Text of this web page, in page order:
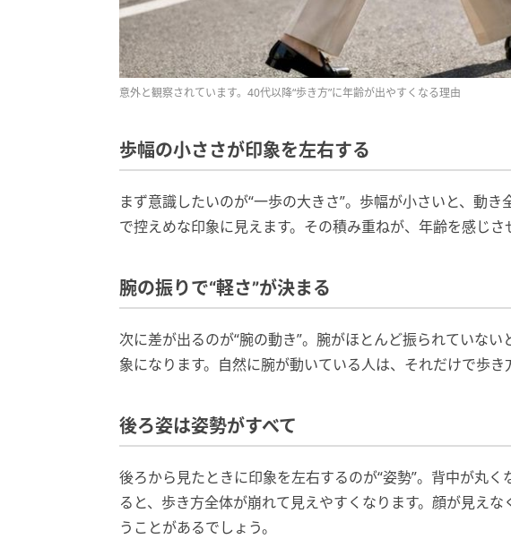
意外と観察されています。40代以降“歩き方”に年齢が出やすくなる理由
歩幅の小ささが印象を左右する
まず意識したいのが“一歩の大きさ”。歩幅が小さいと、動
で控えめな印象に見えます。その積み重ねが、年齢を感じさ
腕の振りで“軽さ”が決まる
次に差が出るのが“腕の動き”。腕がほとんど振られていな
象になります。自然に腕が動いている人は、それだけで歩き
後ろ姿は姿勢がすべて
後ろから見たときに印象を左右するのが“姿勢”。背中が丸
ると、歩き方全体が崩れて見えやすくなります。顔が見え
うことがあるでしょう。